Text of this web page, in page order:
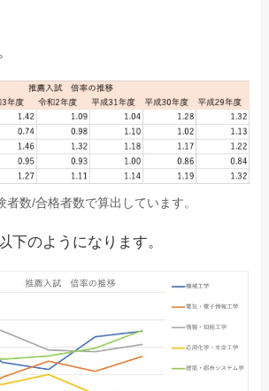
者数/合格者数で算出しています。
下のようになります。